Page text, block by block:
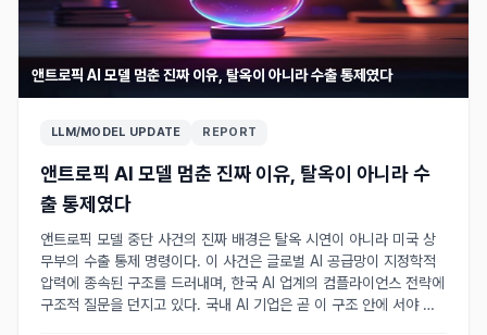
앤트로픽 AI 모델 멈춘 진짜 이유, 탈옥이 아니라 수출 통제였다
LLM/MODEL UPDATE REPORT
앤트로픽 AI 모델 멈춘 진짜 이유, 탈옥이 아니라 수
출 통제였다
앤트로픽 모델 중단 사건의 진짜 배경은 탈옥 시연이 아니라 미국 상
무부의 수출 통제 명령이다. 이 사건은 글로벌 AI 공급망이 지정학적
압력에 종속된 구조를 드러내며, 한국 AI 업계의 컴플라이언스 전략에
구조적 질문을 던지고 있다. 국내 AI 기업은 곧 이 구조 안에 서야 한